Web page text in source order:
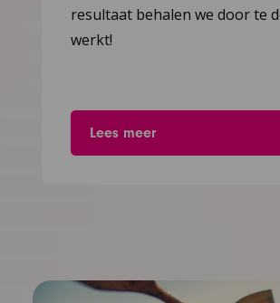
resultaat behalen we door te
werkt!
Lees meer